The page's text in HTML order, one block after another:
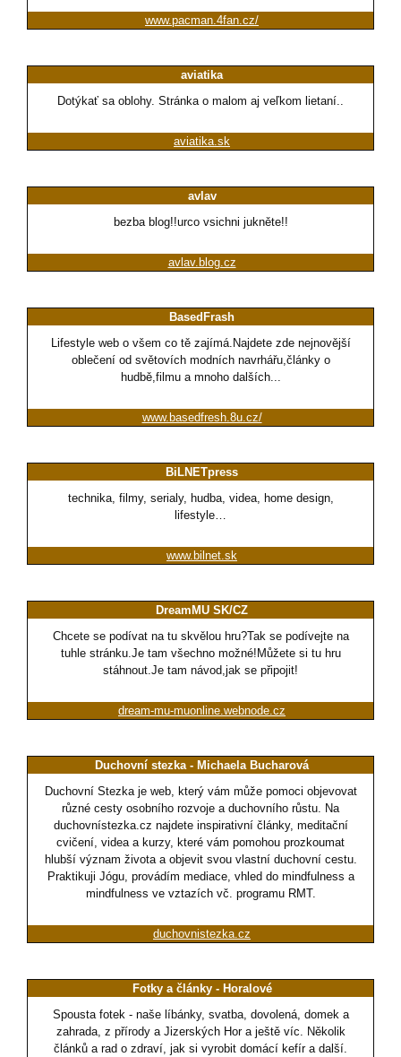
www.pacman.4fan.cz/
aviatika
Dotýkať sa oblohy. Stránka o malom aj veľkom lietaní..
aviatika.sk
avlav
bezba blog!!urco vsichni jukněte!!
avlav.blog.cz
BasedFrash
Lifestyle web o všem co tě zajímá.Najdete zde nejnovější
oblečení od světovích modních navrhářu,články o
hudbě,filmu a mnoho dalších...
www.basedfresh.8u.cz/
BiLNETpress
technika, filmy, serialy, hudba, videa, home design,
lifestyle…
www.bilnet.sk
DreamMU SK/CZ
Chcete se podívat na tu skvělou hru?Tak se podívejte na
tuhle stránku.Je tam všechno možné!Můžete si tu hru
stáhnout.Je tam návod,jak se připojit!
dream-mu-muonline.webnode.cz
Duchovní stezka - Michaela Bucharová
Duchovní Stezka je web, který vám může pomoci objevovat
různé cesty osobního rozvoje a duchovního růstu. Na
duchovnístezka.cz najdete inspirativní články, meditační
cvičení, videa a kurzy, které vám pomohou prozkoumat
hlubší význam života a objevit svou vlastní duchovní cestu.
Praktikuji Jógu, provádím mediace, vhled do mindfulness a
mindfulness ve vztazích vč. programu RMT.
duchovnistezka.cz
Fotky a články - Horalové
Spousta fotek - naše líbánky, svatba, dovolená, domek a
zahrada, z přírody a Jizerských Hor a ještě víc. Několik
článků a rad o zdraví, jak si vyrobit domácí kefír a další.